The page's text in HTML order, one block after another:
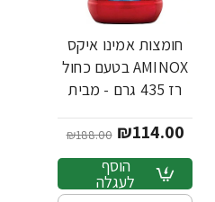
חומצות אמינו איקס
AMINOX בטעם כחול
רז 435 גרם - מבית
₪114.00
₪188.00
הוסף
לעגלה